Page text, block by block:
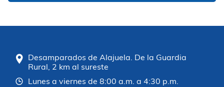
Desamparados de Alajuela. De la Guardia
Rural, 2 km al sureste
Lunes a viernes de 8:00 a.m. a 4:30 p.m.